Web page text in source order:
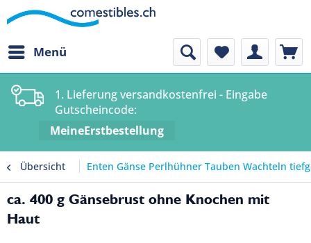
Menü
1. Lieferung versandkostenfrei - Eingabe
Gutscheincode:
MeineErstbestellung
Übersicht Enten Gänse Perlhühner Tauben Wachteln
ca. 400 g Gänsebrust ohne Knochen mit
Haut